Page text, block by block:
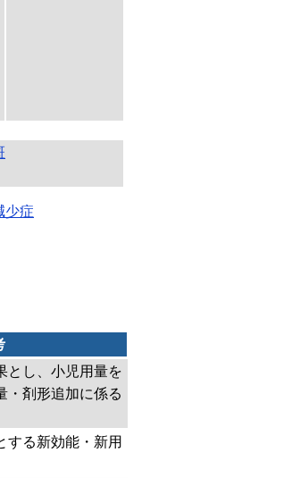
少症
とし、小児用量を
・剤形追加に係る
する新効能・新用